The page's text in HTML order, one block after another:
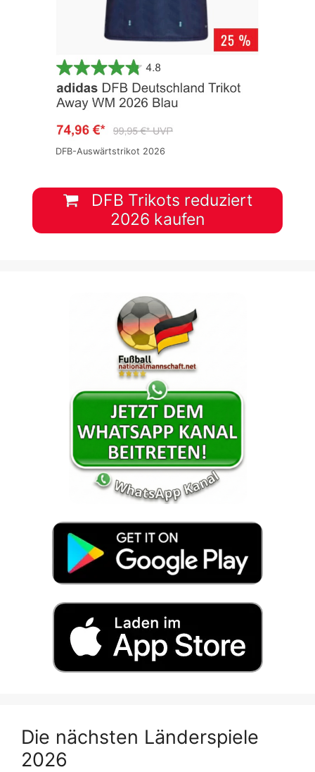
DFB-Auswärtstrikot 2026
DFB Trikots reduziert
2026 kaufen
Die nächsten Länderspiele
2026